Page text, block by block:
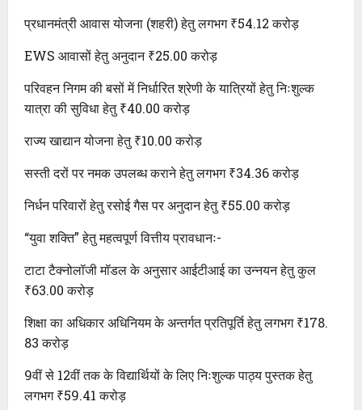
प्रधानमंत्री आवास योजना (शहरी) हेतु लगभग ₹54.12 करोड़
EWS आवासों हेतु अनुदान ₹25.00 करोड़
परिवहन निगम की बसों में निर्धारित श्रेणी के यात्रियों हेतु निःशुल्क
यात्रा की सुविधा हेतु ₹40.00 करोड़
राज्य खाद्यान योजना हेतु ₹10.00 करोड़
सस्ती दरों पर नमक उपलब्ध कराने हेतु लगभग ₹34.36 करोड़
निर्धन परिवारों हेतु रसोई गैस पर अनुदान हेतु ₹55.00 करोड़
“युवा शक्ति” हेतु महत्वपूर्ण वित्तीय प्रावधानः-
टाटा टैक्नोलॉजी मॉडल के अनुसार आईटीआई का उन्नयन हेतु कुल
₹63.00 करोड़
शिक्षा का अधिकार अधिनियम के अन्तर्गत प्रतिपूर्ति हेतु लगभग ₹178.
83 करोड़
9वीं से 12वीं तक के विद्यार्थियों के लिए निःशुल्क पाठ्य पुस्तक हेतु
लगभग ₹59.41 करोड़